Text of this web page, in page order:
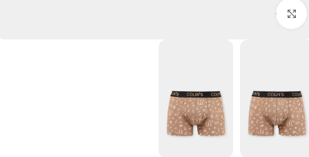
برای بزرگنمایی کلیک کنید